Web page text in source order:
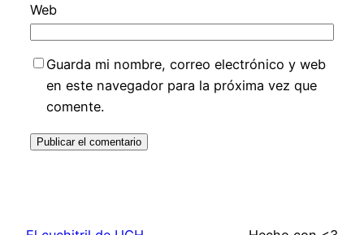
Web
Guarda mi nombre, correo electrónico y web
en este navegador para la próxima vez que
comente.